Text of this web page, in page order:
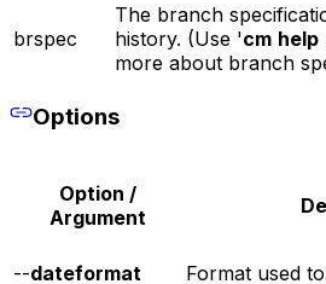
brspec
The branch
history. (Use 'cm help
more about branch
Options
Option /
Argument
--dateformat
Format used